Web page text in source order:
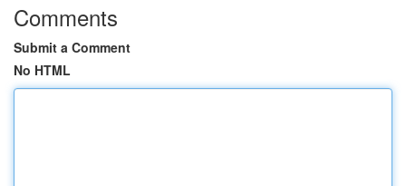
Comments
Submit a Comment
No HTML